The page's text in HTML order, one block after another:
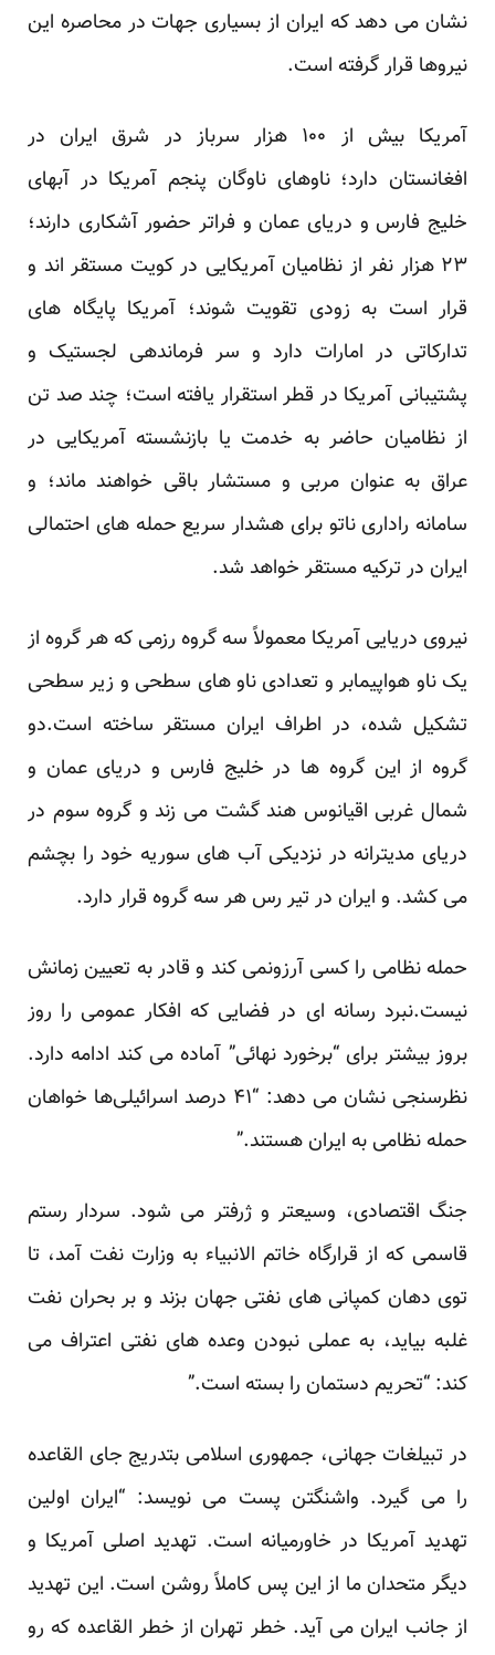
نشان می دهد که ایران از بسیاری جهات در محاصره این
نیروها قرار گرفته است.
آمریکا بیش از ۱۰۰ هزار سرباز در شرق ایران در
افغانستان دارد؛ ناوهای ناوگان پنجم آمریکا در آبهای
خلیج فارس و دریای عمان و فراتر حضور آشکاری دارند؛
۲۳ هزار نفر از نظامیان آمریکایی در کویت مستقر اند و
قرار است به زودی تقویت شوند؛ آمریکا پایگاه های
تدارکاتی در امارات دارد و سر فرماندهی لجستیک و
پشتیبانی آمریکا در قطر استقرار یافته است؛ چند صد تن
از نظامیان حاضر به خدمت یا بازنشسته آمریکایی در
عراق به عنوان مربی و مستشار باقی خواهند ماند؛ و
سامانه راداری ناتو برای هشدار سریع حمله های احتمالی
ایران در ترکیه مستقر خواهد شد.
نیروی دریایی آمریکا معمولاً سه گروه رزمی که هر گروه از
یک ناو هواپیمابر و تعدادی ناو های سطحی و زیر سطحی
تشکیل شده، در اطراف ایران مستقر ساخته است.دو
گروه از این گروه ها در خلیج فارس و دریای عمان و
شمال غربی اقیانوس هند گشت می زند و گروه سوم در
دریای مدیترانه در نزدیکی آب های سوریه خود را بچشم
می کشد. و ایران در تیر رس هر سه گروه قرار دارد.
حمله نظامی را کسی آرزونمی کند و قادر به تعیین زمانش
نیست.نبرد رسانه ای در فضایی که افکار عمومی را روز
بروز بیشتر برای “برخورد نهائی” آماده می کند ادامه دارد.
نظرسنجی نشان می دهد: “۴۱ درصد اسرائیلی‌ها خواهان
حمله نظامی به ایران هستند.”
جنگ اقتصادی، وسیعتر و ژرفتر می شود. سردار رستم
قاسمی که از قرارگاه خاتم الانبیاء به وزارت نفت آمد، تا
توی دهان کمپانی های نفتی جهان بزند و بر بحران نفت
غلبه بیاید، به عملی نبودن وعده های نفتی اعتراف می
کند: “تحریم دستمان را بسته است.”
در تبیلغات جهانی، جمهوری اسلامی بتدریج جای القاعده
را می گیرد. واشنگتن پست می نویسد: “ایران اولین
تهدید آمریکا در خاورمیانه است. تهدید اصلی آمریکا و
دیگر متحدان ما از این پس کاملاً روشن است. این تهدید
از جانب ایران می آید. خطر تهران از خطر القاعده که رو